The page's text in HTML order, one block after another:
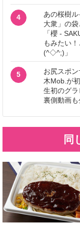
4
あの桜樹
大衆」の
「櫻 -
もみたい
(^◇^;)」
5
お尻スポ
木Mob.が
生初のグ
裏側動画も
同